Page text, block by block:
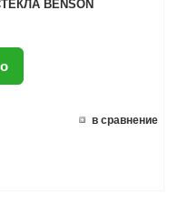
BENSON
в сравнение